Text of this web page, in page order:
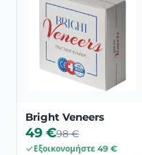
Bright Veneers
49 €98 €
Εξοικονομήστε 49 €